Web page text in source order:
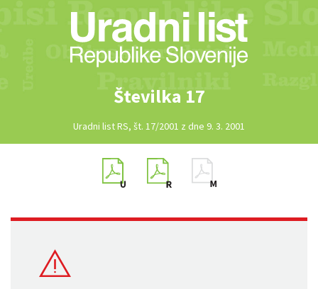
Številka 17
Uradni list RS, št. 17/2001 z dne 9. 3. 2001